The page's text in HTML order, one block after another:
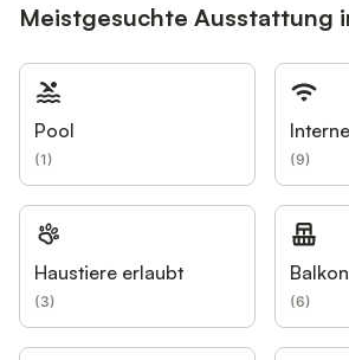
Meistgesuchte Ausstattung
Pool
(1) (9)
Haustiere erlaubt
(3) (6)